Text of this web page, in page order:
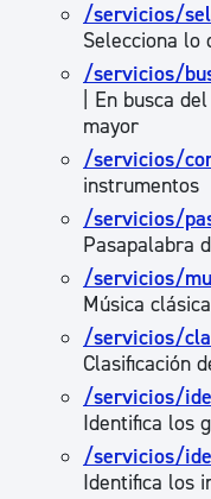
/servicios/
Selecciona lo
/servicios/
| En busca
mayor
/servicios/
instrumentos
/servicios/
Pasapalabra
/servicios/
Música
/servicios/
Clasificación
/servicios/
Identifica los
/servicios/
Identifica los